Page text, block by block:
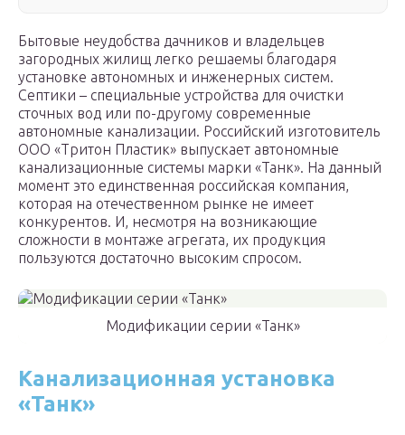
Бытовые неудобства дачников и владельцев
загородных жилищ легко решаемы благодаря
установке автономных и инженерных систем.
Септики – специальные устройства для очистки
сточных вод или по-другому современные
автономные канализации. Российский изготовитель
ООО «Тритон Пластик» выпускает автономные
канализационные системы марки «Танк». На данный
момент это единственная российская компания,
которая на отечественном рынке не имеет
конкурентов. И, несмотря на возникающие
сложности в монтаже агрегата, их продукция
пользуются достаточно высоким спросом.
Модификации серии «Танк»
Канализационная установка
«Танк»